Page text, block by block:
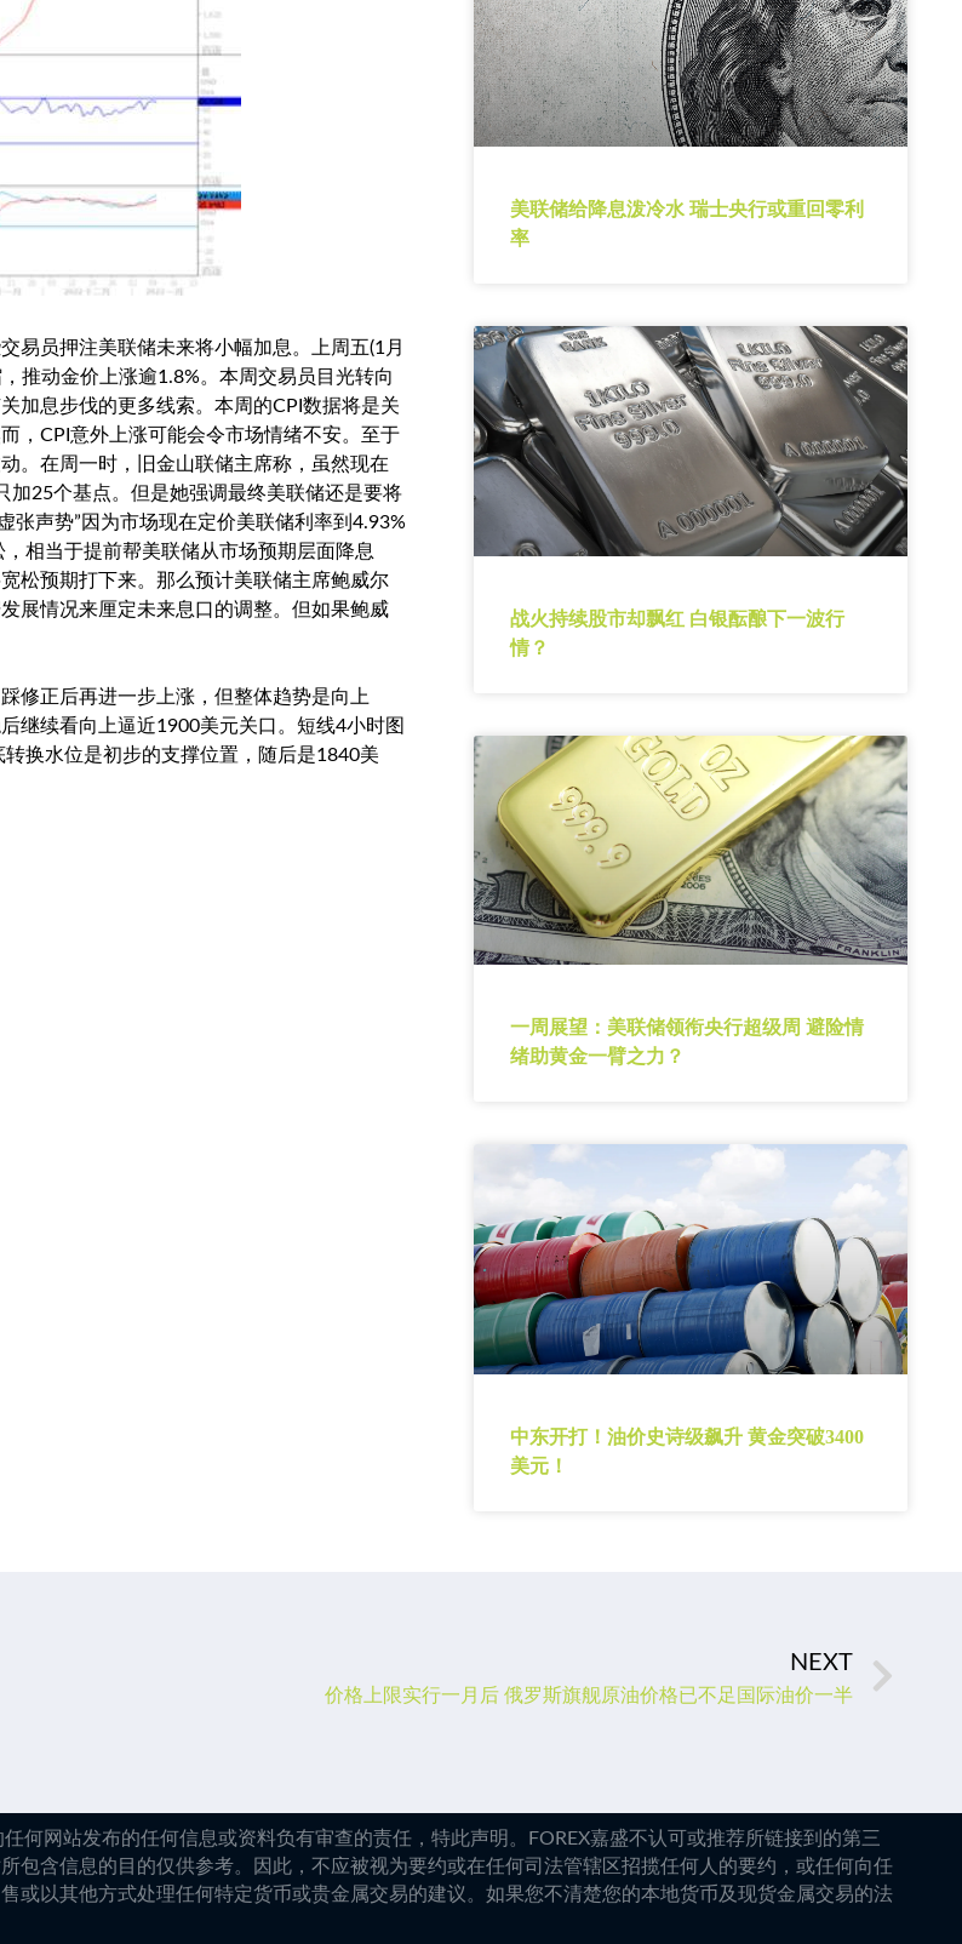
易员押注美联储未来将小幅加息。上周五(1月
推动金价上涨逾1.8%。本周交易员目光转向
加息步伐的更多线索。本周的CPI数据将是关
，CPI意外上涨可能会令市场情绪不安。至于
。在周一时，旧金山联储主席称，虽然现在
25个基点。但是她强调最终美联储还是要将
张声势”因为市场现在定价美联储利率到4.93%
相当于提前帮美联储从市场预期层面降息
松预期打下来。那么预计美联储主席鲍威尔
展情况来厘定未来息口的调整。但如果鲍威
修正后再进一步上涨，但整体趋势是向上
继续看向上逼近1900美元关口。短线4小时图
换水位是初步的支撑位置，随后是1840美
美联储给降息泼冷水 瑞士央行或重回零利
率
战火持续股市却飘红 白银酝酿下一波行
情？
一周展望：美联储领衔央行超级周 避险情
绪助黄金一臂之力？
中东开打！油价史诗级飙升 黄金突破3400
美元！
NEXT
价格上限实行一月后 俄罗斯旗舰原油价格已不足国际油价一半
何网站发布的任何信息或资料负有审查的责任，特此声明。FOREX嘉盛不认可或推荐所链接到的第三
包含信息的目的仅供参考。因此，不应被视为要约或在任何司法管辖区招揽任何人的要约，或任何向任
或以其他方式处理任何特定货币或贵金属交易的建议。如果您不清楚您的本地货币及现货金属交易的法